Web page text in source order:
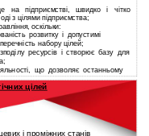
на підприємстві, швидко і чітко
з цілями підприємства;
оскільки:
розвитку і допустимі
набору цілей;
ресурсів і створює базу для
що дозволяє останньому
цілей
і проміжних станів